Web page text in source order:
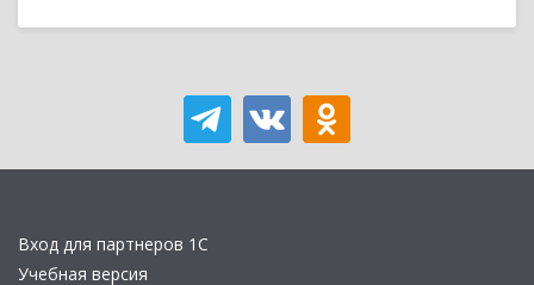
Вход для партнеров 1С
Учебная версия